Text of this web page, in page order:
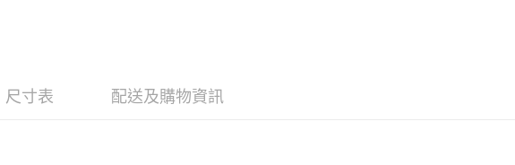
尺寸表 配送及購物資訊